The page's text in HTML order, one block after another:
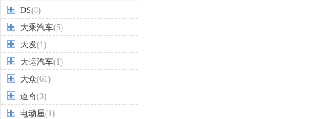
DS(8)
大乘汽车(5)
大发(1)
大运汽车(1)
大众(61)
道奇(3)
电动屋(1)